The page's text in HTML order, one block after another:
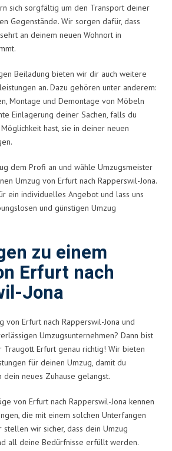
sich sorgfältig um den Transport deiner
Gegenstände. Wir sorgen dafür, dass
an deinem neuen Wohnort in
Beiladung bieten wir dir auch weitere
an. Dazu gehören unter anderem:
Montage und Demontage von Möbeln
Einlagerung deiner Sachen, falls du
hast, sie in deiner neuen
dem Profi an und wähle Umzugsmeister
Umzug von Erfurt nach Rapperswil-Jona.
ein individuelles Angebot und lass uns
und günstigen Umzug
zu einem
Erfurt nach
Jona
von Erfurt nach Rapperswil-Jona und
Umzugsunternehmen? Dann bist
Traugott Erfurt genau richtig! Wir bieten
für deinen Umzug, damit du
dein neues Zuhause gelangst.
von Erfurt nach Rapperswil-Jona kennen
die mit einem solchen Unterfangen
stellen wir sicher, dass dein Umzug
all deine Bedürfnisse erfüllt werden.